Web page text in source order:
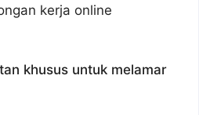
kerja online
khusus untuk melamar